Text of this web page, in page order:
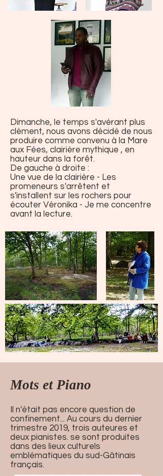
Dimanche, le temps s'avérant plus
clément, nous avons décidé de nous
produire comme convenu à la Mare
aux Fées, clairière mythique , en
hauteur dans la forêt.
De gauche à droite :
Une vue de la clairière - Les
promeneurs s'arrêtent et
s'installent sur les rochers pour
écouter Véronika - Je me concentre
avant la lecture.
Mots et Piano
Il n'était pas encore question de
confinement... Au cours du dernier
trimestre 2019, trois auteures et
deux pianistes. se sont produites
dans des lieux culturels
emblématiques du sud-Gâtinais
français.